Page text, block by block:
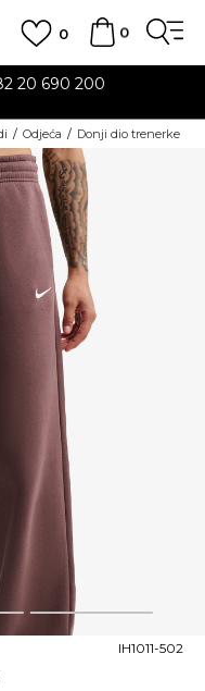
0
0
20 690 200
Odjeća Donji dio trenerke
3
IH1011-502